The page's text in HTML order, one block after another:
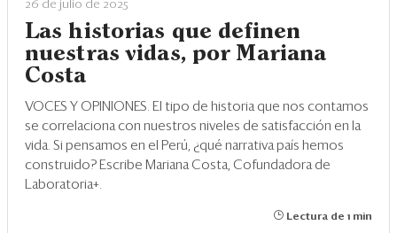
26 de julio de 2025
Las historias que definen
nuestras vidas, por Mariana
Costa
VOCES Y OPINIONES. El tipo de historia que nos contamos
se correlaciona con nuestros niveles de satisfacción en la
vida. Si pensamos en el Perú, ¿qué narrativa país hemos
construido? Escribe Mariana Costa, Cofundadora de
Laboratoria+.
Lectura de 1 min